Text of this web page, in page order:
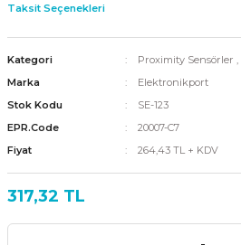
Taksit Seçenekleri
Kategori Proximity Sensörler ,
Marka
Elektronikport
Stok Kodu
SE-123
EPR.Code
20007-C7
Fiyat
264,43 TL + KDV
317,32 TL